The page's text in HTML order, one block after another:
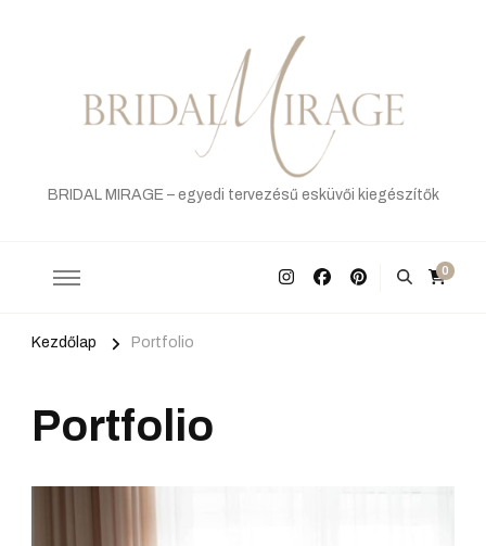
BRIDAL MIRAGE – egyedi tervezésű esküvői kiegészítők
0
Kezdőlap Portfolio
Portfolio